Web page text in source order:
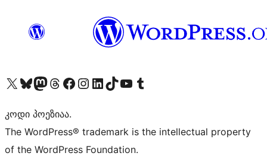
Visit our X (formerly Twitter) account
Visit our Bluesky account
Visit our Mastodon account
Visit our Threads account
Visit our Facebook page
Visit our Instagram account
Visit our LinkedIn account
Visit our TikTok account
Visit our YouTube channel
Visit our Tumblr account
კოდი პოეზიაა.
The WordPress® trademark is the intellectual property
of the WordPress Foundation.